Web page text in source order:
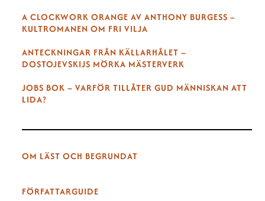
A CLOCKWORK ORANGE AV ANTHONY BURGESS –
KULTROMANEN OM FRI VILJA
ANTECKNINGAR FRÅN KÄLLARHÅLET –
DOSTOJEVSKIJS MÖRKA MÄSTERVERK
JOBS BOK – VARFÖR TILLÅTER GUD MÄNNISKAN ATT
LIDA?
OM LÄST OCH BEGRUNDAT
FÖRFATTARGUIDE